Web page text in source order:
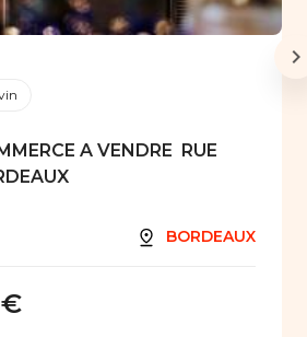
A VENDRE  RUE
BORDEAUX
€